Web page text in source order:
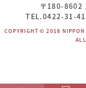
〒180-8602
TEL.0422-31-
COPYRIGHT © 2018 NIPPON